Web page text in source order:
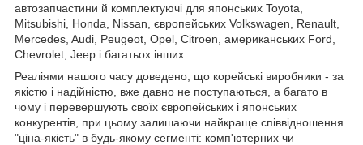
автозапчастини й комплектуючі для японських Toyota,
Mitsubishi, Honda, Nissan, європейських Volkswagen, Renault,
Mercedes, Audi, Peugeot, Opel, Citroen, американських Ford,
Chevrolet, Jeep і багатьох інших.
Реаліями нашого часу доведено, що корейські виробники - за
якістю і надійністю, вже давно не поступаються, а багато в
чому і перевершують своїх європейських і японських
конкурентів, при цьому залишаючи найкраще співвідношення
"ціна-якість" в будь-якому сегменті: комп'ютерних чи